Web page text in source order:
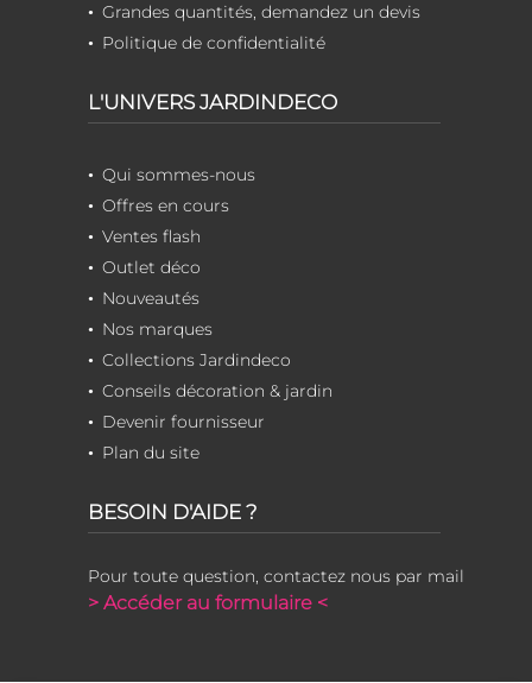
Grandes quantités, demandez un devis
Politique de confidentialité
L'UNIVERS JARDINDECO
Qui sommes-nous
Offres en cours
Ventes flash
Outlet déco
Nouveautés
Nos marques
Collections Jardindeco
Conseils décoration & jardin
Devenir fournisseur
Plan du site
BESOIN D'AIDE ?
Pour toute question, contactez nous par mail
> Accéder au formulaire <